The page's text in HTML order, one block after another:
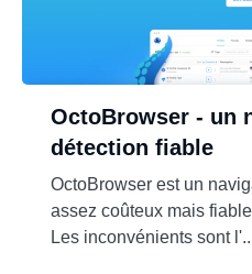
OctoBrowser - un
détection fiable
OctoBrowser est un
assez coûteux mais
Les inconvénients sont